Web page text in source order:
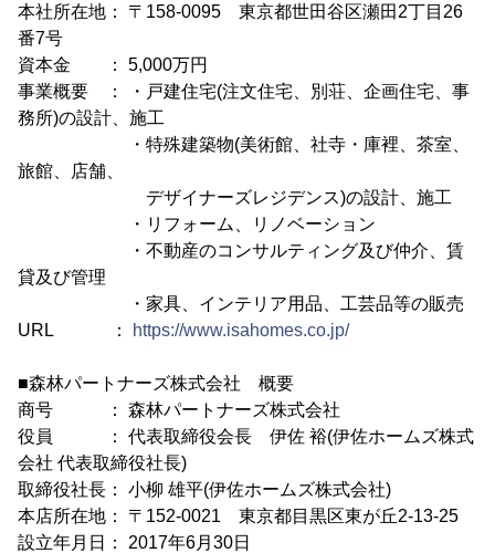
本社所在地： 〒158-0095 東京都世田谷区瀬田2丁目26
番7号
資本金 ： 5,000万円
事業概要 ： ・戸建住宅(注文住宅、別荘、企画住宅、事
務所)の設計、施工
・特殊建築物(美術館、社寺・庫裡、茶室、
旅館、店舗、
デザイナーズレジデンス)の設計、施工
・リフォーム、リノベーション
・不動産のコンサルティング及び仲介、賃
貸及び管理
・家具、インテリア用品、工芸品等の販売
URL ：
https://www.isahomes.co.jp/
■森林パートナーズ株式会社 概要
商号 ： 森林パートナーズ株式会社
役員 ： 代表取締役会長 伊佐 裕(伊佐ホームズ株式
会社 代表取締役社長)
取締役社長： 小柳 雄平(伊佐ホームズ株式会社)
本店所在地： 〒152-0021 東京都目黒区東が丘2-13-25
設立年月日： 2017年6月30日